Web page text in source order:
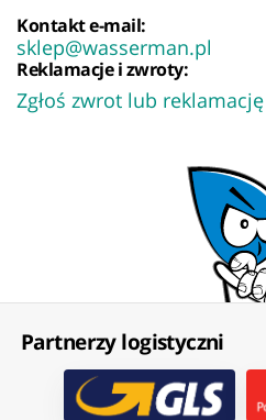
Kontakt e-mail:
sklep@wasserman.pl
Reklamacje i zwroty:
Zgłoś zwrot lub reklamację
Partnerzy logistyczni